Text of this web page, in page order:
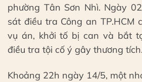
phường Tân Sơn Nhì. Ngày
sát điều tra Công an TP.HCM
vụ án, khởi tố bị can và bắt
điều tra tội cố ý gây thương tích.
Khoảng 22h ngày 14/5, một